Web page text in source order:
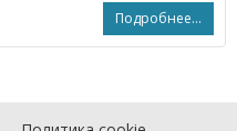
Подробнее...